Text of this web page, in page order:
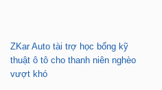
ZKar Auto tài trợ học bổng kỹ
thuật ô tô cho thanh niên nghèo
vượt khó